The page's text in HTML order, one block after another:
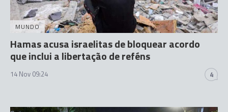
MUNDO
Hamas acusa israelitas de bloquear acordo
que inclui a libertação de reféns
14 Nov 09:24 4